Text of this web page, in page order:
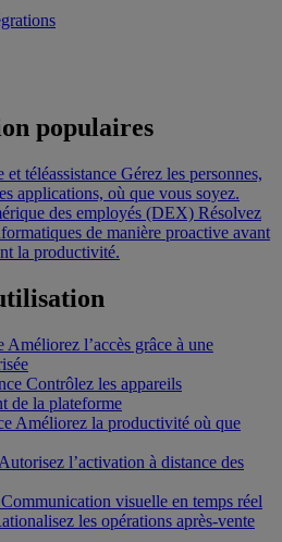
populaires
et téléassistance Gérez les personnes,
applications, où que vous soyez.
des employés (DEX) Résolvez
de manière proactive avant
la productivité.
Améliorez l’accès grâce à une
Contrôlez les appareils
de la plateforme
Améliorez la productivité où que
Autorisez l’activation à distance des
Communication visuelle en temps réel
les opérations après-vente